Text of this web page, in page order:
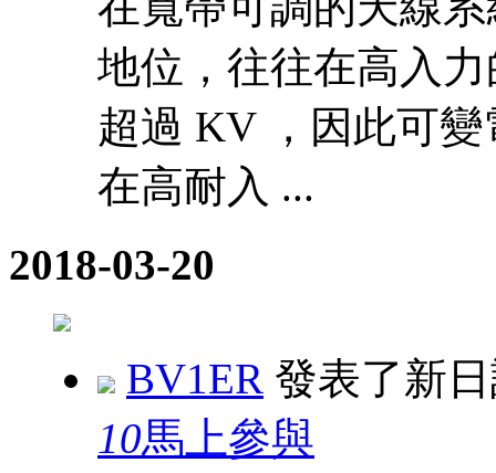
地位，往往在高入
超過 KV ，因此可
在高耐入 ...
2018-03-20
BV1ER 發表了新
10馬上參與